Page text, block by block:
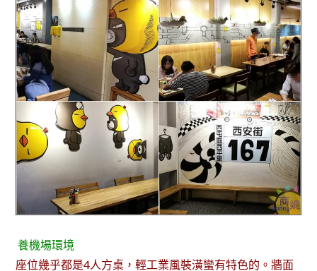
養機場環境
座位幾乎都是4人方桌，輕工業風裝潢蠻有特色的。牆面